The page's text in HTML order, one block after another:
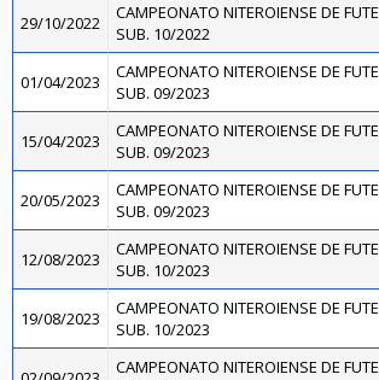
29/10/2022
CAMPEONATO NITEROIENSE DE
SUB. 10/2022
01/04/2023
CAMPEONATO NITEROIENSE DE
SUB. 09/2023
15/04/2023
CAMPEONATO NITEROIENSE DE
SUB. 09/2023
20/05/2023
CAMPEONATO NITEROIENSE DE
SUB. 09/2023
12/08/2023
CAMPEONATO NITEROIENSE DE
SUB. 10/2023
19/08/2023
CAMPEONATO NITEROIENSE DE
SUB. 10/2023
CAMPEONATO NITEROIENSE DE